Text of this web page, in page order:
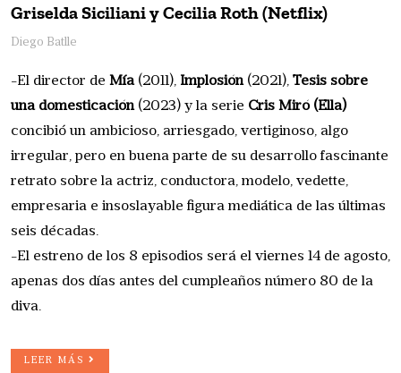
Griselda Siciliani y Cecilia Roth (Netflix)
Diego Batlle
-El director de Mía(2011), Implosión(2021), Tesis sobre
una domesticación(2023) y la serie Cris Miró (Ella)
concibió un ambicioso, arriesgado, vertiginoso, algo
irregular, pero en buena parte de su desarrollo fascinante
retrato sobre la actriz, conductora, modelo, vedette,
empresaria e insoslayable figura mediática de las últimas
seis décadas.
-El estreno de los 8 episodios será el viernes 14 de agosto,
apenas dos días antes del cumpleaños número 80 de la
diva.
LEER MÁS